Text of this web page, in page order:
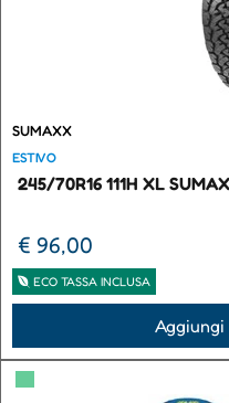
SUMAXX
ESTIVO
245/70R16 111H XL
€ 96,00
ECO TASSA INCLUSA
Aggiungi
▀